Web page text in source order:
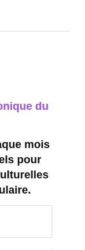
du
mois
pour